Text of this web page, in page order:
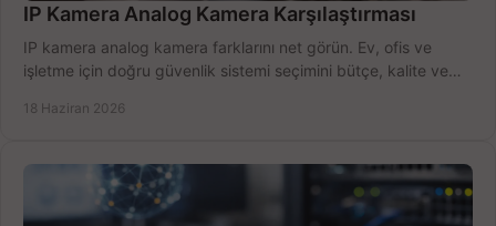
IP Kamera Analog Kamera Karşılaştırması
IP kamera analog kamera farklarını net görün. Ev, ofis ve
işletme için doğru güvenlik sistemi seçimini bütçe, kalite ve
18 Haziran 2026